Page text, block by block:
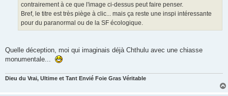
contrairement à ce que l'image ci-dessus peut faire penser.
Bref, le titre est très piège à clic... mais ça reste une inspi intéressante
pour du paranormal ou de la SF écologique.
Quelle déception, moi qui imaginais déjà Chthulu avec une chiasse
monumentale...
Dieu du Vrai, Ultime et Tant Envié Foie Gras Véritable